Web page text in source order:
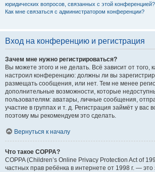
юридических вопросов, связанных с этой конференцией?
Как мне связаться с администратором конференции?
Вход на конференцию и регистрация
Зачем мне нужно регистрироваться?
Вы можете этого и не делать. Всё зависит от того,
настроил конференцию: должны ли вы
размещать сообщения, или нет. Тем не менее
дополнительные возможности, которые
пользователям: аватары, личные сообщения,
участие в группах и т. д. Регистрация займёт у вас
поэтому мы рекомендуем это сделать.
Вернуться к началу
Что такое COPPA?
COPPA (Children’s Online Privacy Protection Act of
частных прав ребёнка в интернете от 1998 г. —